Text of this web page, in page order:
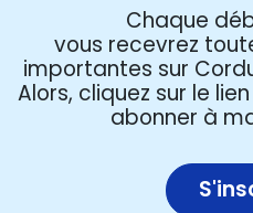
Chaque
vous recevrez
importantes sur
Alors, cliquez sur le
abonner à